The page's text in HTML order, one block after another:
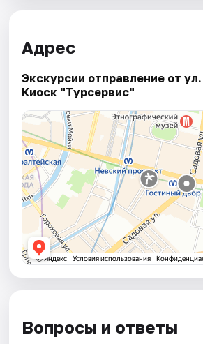
Адрес
Экскурсии отправление от
Киоск "Турсервис"
Вопросы и ответы